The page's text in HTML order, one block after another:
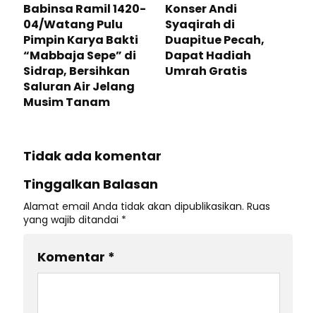
Babinsa Ramil 1420-
04/Watang Pulu
Pimpin Karya Bakti
“Mabbaja Sepe” di
Sidrap, Bersihkan
Saluran Air Jelang
Musim Tanam
Konser Andi
Syaqirah di
Duapitue Pecah,
Dapat Hadiah
Umrah Gratis
Tidak ada komentar
Tinggalkan Balasan
Alamat email Anda tidak akan dipublikasikan. Ruas
yang wajib ditandai *
Komentar *